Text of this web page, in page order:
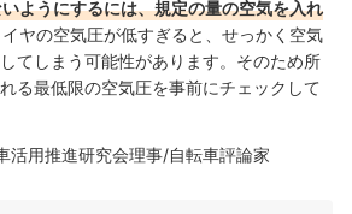
ようにするには、規定の量の空気を入れ
ヤの空気圧が低すぎると、せっかく空気
てしまう可能性があります。そのため所
る最低限の空気圧を事前にチェックして
活用推進研究会理事/自転車評論家